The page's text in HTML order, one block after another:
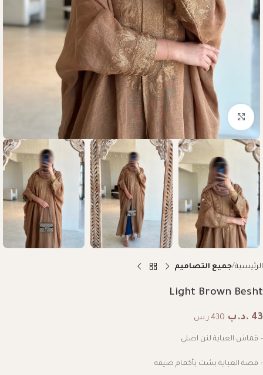
Click to enlarge
الرئيسية جميع التصاميم
Light Brown Besht
43 .د.ب 430 ر.س
– قماش العباية لنن اصلي
– قصة العباية بشت بأكمام ضيقه